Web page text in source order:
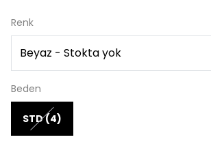
Renk
Beden
STD (4)